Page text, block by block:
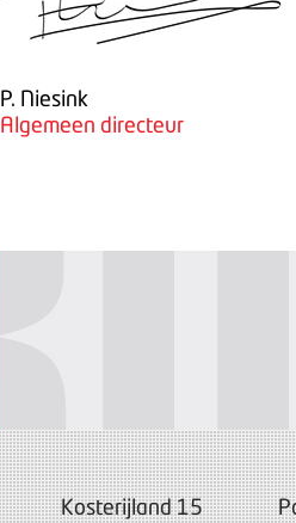
P. Niesink
Algemeen directeur
Kosterijland 15